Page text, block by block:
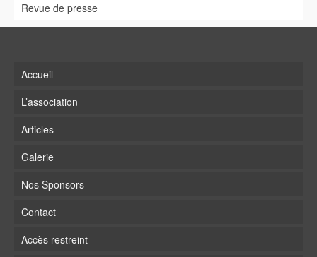
Revue de presse
Accueil
L’association
Articles
Galerie
Nos Sponsors
Contact
Accès restreint